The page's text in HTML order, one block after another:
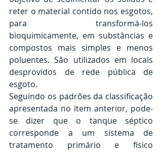
reter o material contido nos esgotos,
para transformá-los
bioquimicamente, em substâncias e
compostos mais simples e menos
poluentes. São utilizados em locais
desprovidos de rede pública de
esgoto.
Seguindo os padrões da classificação
apresentada no item anterior, pode-
se dizer que o tanque séptico
corresponde a um sistema de
tratamento primário e físico